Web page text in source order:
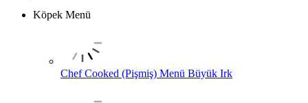
Köpek Menü
Chef Cooked (Pişmiş) Menü Büyük Irk